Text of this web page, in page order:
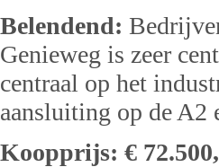
Belendend:
Genieweg is zeer
centraal op het
aansluiting op de A2
Koopprijs: €